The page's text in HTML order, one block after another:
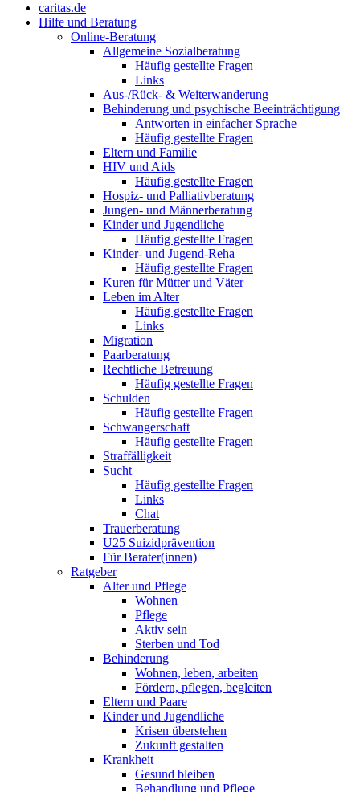
caritas.de
Hilfe und Beratung
Online-Beratung
Allgemeine Sozialberatung
Häufig gestellte Fragen
Links
Aus-/Rück- & Weiterwanderung
Behinderung und psychische Beeinträchtigung
Antworten in einfacher Sprache
Häufig gestellte Fragen
Eltern und Familie
HIV und Aids
Häufig gestellte Fragen
Hospiz- und Palliativberatung
Jungen- und Männerberatung
Kinder und Jugendliche
Häufig gestellte Fragen
Kinder- und Jugend-Reha
Häufig gestellte Fragen
Kuren für Mütter und Väter
Leben im Alter
Häufig gestellte Fragen
Links
Migration
Paarberatung
Rechtliche Betreuung
Häufig gestellte Fragen
Schulden
Häufig gestellte Fragen
Schwangerschaft
Häufig gestellte Fragen
Straffälligkeit
Sucht
Häufig gestellte Fragen
Links
Chat
Trauerberatung
U25 Suizidprävention
Für Berater(innen)
Ratgeber
Alter und Pflege
Wohnen
Pflege
Aktiv sein
Sterben und Tod
Behinderung
Wohnen, leben, arbeiten
Fördern, pflegen, begleiten
Eltern und Paare
Kinder und Jugendliche
Krisen überstehen
Zukunft gestalten
Krankheit
Gesund bleiben
Behandlung und Pflege